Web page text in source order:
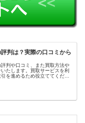
評判は？実際の口コミから
判や口コミ、また買取方法や
たします。買取サービスを利
を進めるため役立ててくださ